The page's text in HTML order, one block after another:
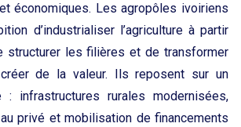
économiques. Les agropôles ivoiriens
d’industrialiser l’agriculture à partir
structurer les filières et de transformer
de la valeur. Ils reposent sur un
: infrastructures rurales modernisées,
privé et mobilisation de financements